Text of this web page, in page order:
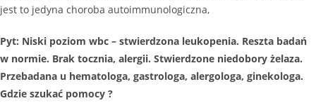
jest to jedyna choroba autoimmunologiczna,
Pyt: Niski poziom wbc – stwierdzona leukopenia. Reszta badań
w normie. Brak tocznia, alergii. Stwierdzone niedobory żelaza.
Przebadana u hematologa, gastrologa, alergologa, ginekologa.
Gdzie szukać pomocy ?